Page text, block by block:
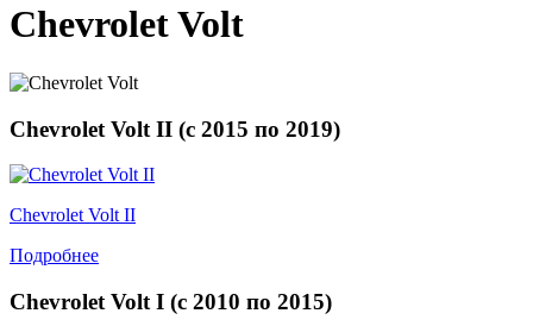
Chevrolet Volt
Chevrolet Volt II (с 2015 по 2019)
Chevrolet Volt II
Подробнее
Chevrolet Volt I (с 2010 по 2015)